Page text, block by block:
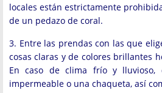
locales están estrictamente
de un pedazo de coral.
3. Entre las prendas con las que
cosas claras y de colores brillantes
En caso de clima frío y lluvioso,
impermeable o una chaqueta, así